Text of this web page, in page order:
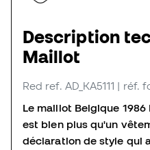
Description
Maillot
Red ref. AD_KA5111 | réf.
Le maillot Belgique
est bien plus qu'un
déclaration de style qui